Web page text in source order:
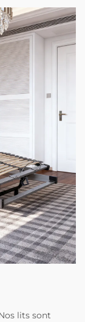
lits sont